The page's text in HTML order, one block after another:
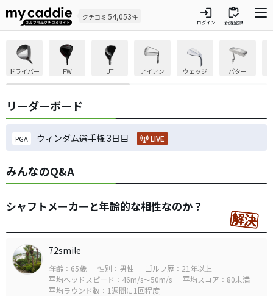
クチコミ 54,053件 login
ログイン
inventory
新規登録
ドライバー FW UT アイアン ウェッジ パター
リーダーボード
PGA ウィンダム選手権 3日目 LIVE
みんなのQ&A
シャフトメーカーと年齢的な相性なのか？
72smile
年齢：65歳 性別：男性
ゴルフ歴：21年以上
平均ヘッドスピード：46m/s～50m/s
平均スコア：80未満
平均ラウンド数：1週間に1回程度